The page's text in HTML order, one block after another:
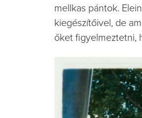
mellkas pántok.
kiegészítőivel, de
őket figyelmeztetni,